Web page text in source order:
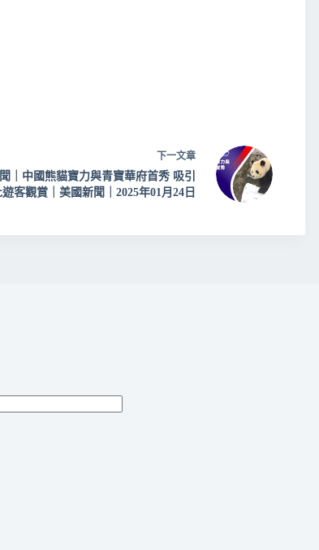
下一文章
｜中國熊貓寶力與青寶華府首秀 吸引
客觀賞｜美國新聞｜2025年01月24日